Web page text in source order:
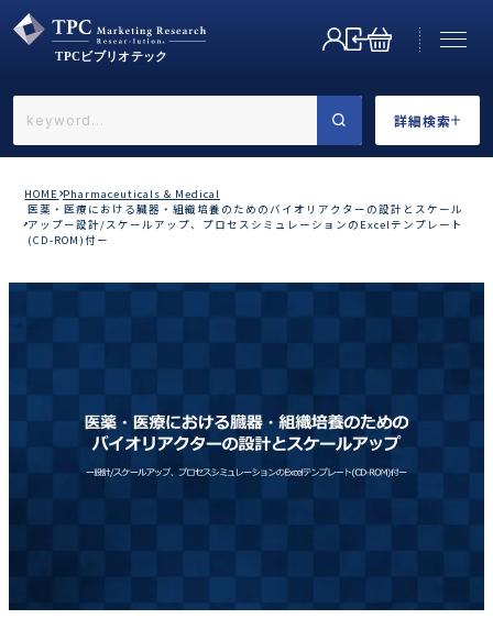
詳細検索
←戻る
カテゴリで選ぶ
HOME Pharmaceuticals & Medical
医薬・医療における臓器・組織培養のためのバイオリアクターの設計とスケール
アップー設計/スケールアップ、プロセスシミュレーションのExcelテンプレート
(CD-ROM)付ー